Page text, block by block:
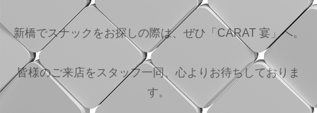
新橋でスナックをお探しの際は、ぜひ「CARAT 宴」へ。
皆様のご来店をスタッフ一同、心よりお待ちしておりま
す。